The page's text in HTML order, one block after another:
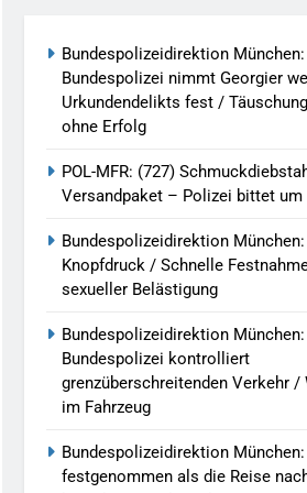
Verkehr / Waffenfund Im
Ungarn Beendet / Bundespolizei
– Tierheim Übernimmt
Ermittlungen Der
Vereinigung Geht Ins Netz –
In Saarbrücken
/ Bundespolizei Ermittelt Wegen
Bundespolizeidirektion München:
Bundespolizei nimmt Georgier
Urkundendelikts fest /
ohne Erfolg
POL-MFR: (727)
Versandpaket – Polizei bittet
Bundespolizeidirektion
Knopfdruck / Schnelle
sexueller Belästigung
Bundespolizeidirektion München:
Bundespolizei kontrolliert
grenzüberschreitenden Verkehr /
im Fahrzeug
Bundespolizeidirektion
festgenommen als die Reise